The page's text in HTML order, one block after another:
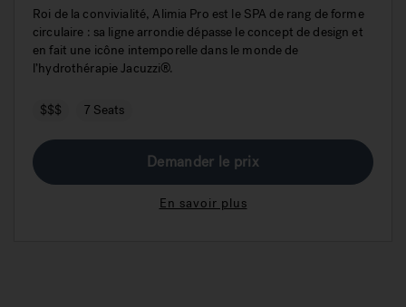
Roi de la convivialité, Alimia Pro est le SPA de rang de forme
circulaire : sa ligne arrondie dépasse le concept de design et
en fait une icône intemporelle dans le monde de
l’hydrothérapie Jacuzzi®.
$$$ 7 Seats
Demander le prix
En savoir plus